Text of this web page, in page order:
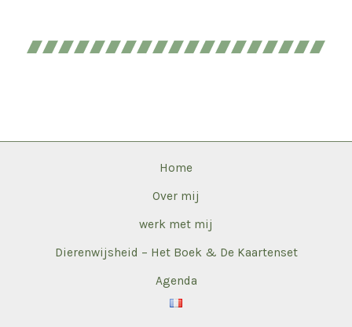
Home
Over mij
werk met mij
Dierenwijsheid – Het Boek & De Kaartenset
Agenda